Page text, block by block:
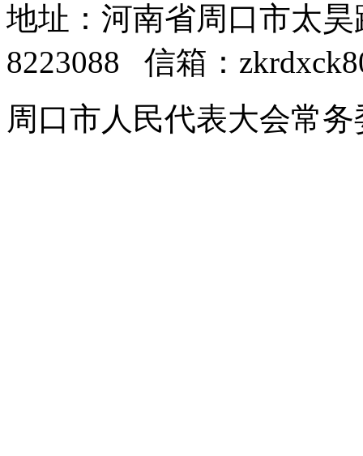
地址：河南省周口市太
8223088 信箱：
周口市人民代表大会常